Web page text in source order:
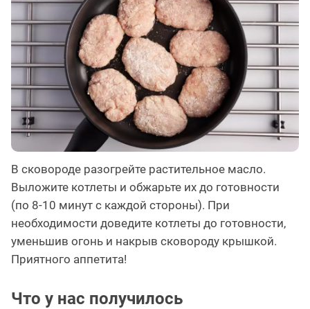
В сковороде разогрейте растительное масло.
Выложите котлеты и обжарьте их до готовности
(по 8-10 минут с каждой стороны). При
необходимости доведите котлеты до готовности,
уменьшив огонь и накрыв сковороду крышкой.
Приятного аппетита!
Что у нас получилось